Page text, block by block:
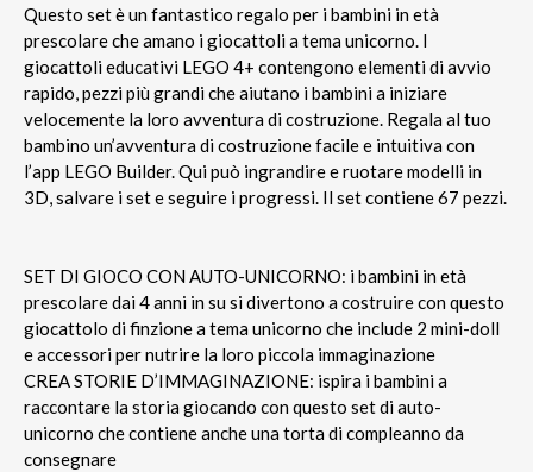
Questo set è un fantastico regalo per i bambini in età
prescolare che amano i giocattoli a tema unicorno. I
giocattoli educativi LEGO 4+ contengono elementi di avvio
rapido, pezzi più grandi che aiutano i bambini a iniziare
velocemente la loro avventura di costruzione. Regala al tuo
bambino un’avventura di costruzione facile e intuitiva con
l’app LEGO Builder. Qui può ingrandire e ruotare modelli in
3D, salvare i set e seguire i progressi. Il set contiene 67 pezzi.
SET DI GIOCO CON AUTO-UNICORNO: i bambini in età
prescolare dai 4 anni in su si divertono a costruire con questo
giocattolo di finzione a tema unicorno che include 2 mini-doll
e accessori per nutrire la loro piccola immaginazione
CREA STORIE D’IMMAGINAZIONE: ispira i bambini a
raccontare la storia giocando con questo set di auto-
unicorno che contiene anche una torta di compleanno da
consegnare